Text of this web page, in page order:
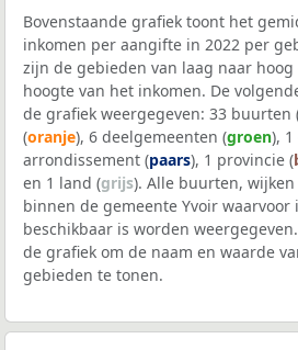
Bovenstaande grafiek toont het
inkomen per aangifte in 2022 per
zijn de gebieden van laag naar
hoogte van het inkomen. De
de grafiek weergegeven: 33 buurten
(oranje), 6 deelgemeenten (groen),
arrondissement (paars), 1 provincie (
en 1 land (grijs). Alle buurten,
binnen de gemeente Yvoir waarvoor
beschikbaar is worden
de grafiek om de naam en waarde
gebieden te tonen.